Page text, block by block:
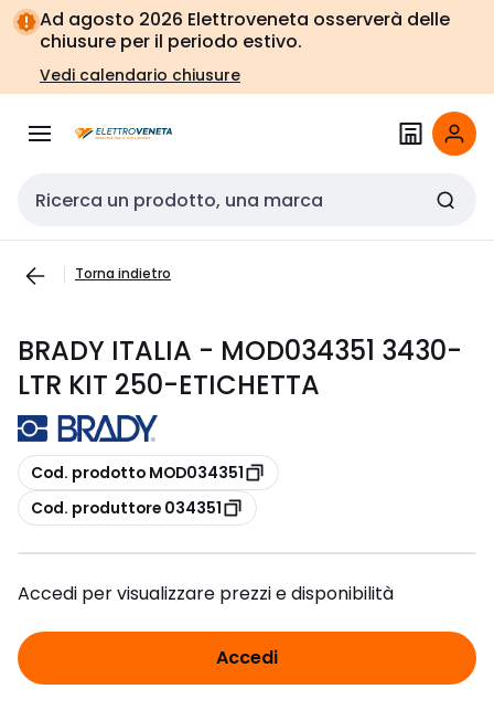
Vai alla
navigazione
Vai
alla
pagina
Ad agosto 2026 Elettroveneta osserverà delle
chiusure per il periodo estivo.
Vedi calendario chiusure
Cerca input
Torna indietro
BRADY ITALIA - MOD034351 3430-
LTR KIT 250-ETICHETTA
copia
Cod. prodotto MOD034351
copia
Cod. produttore 034351
Accedi per visualizzare prezzi e disponibilità
Accedi